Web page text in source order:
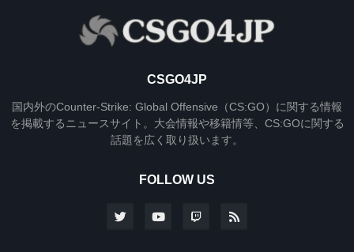
CSGO4JP
国内外のCounter-Strike: Global Offensive（CS:GO）に関する情報
を掲載するニュースサイト。大会情報や移籍情等、CS:GOに関する
話題を広く取り扱います。
FOLLOW US